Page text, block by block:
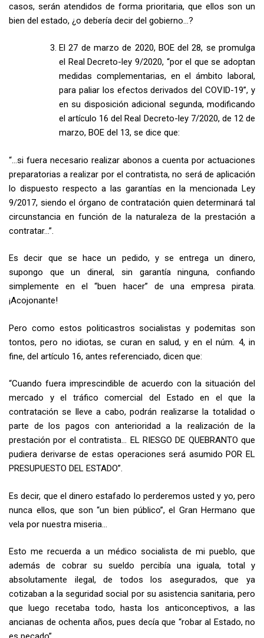
casos, serán atendidos de forma prioritaria, que ellos son un
bien del estado, ¿o debería decir del gobierno…?
El 27 de marzo de 2020, BOE del 28, se promulga
el Real Decreto-ley 9/2020, “por el que se adoptan
medidas complementarias, en el ámbito laboral,
para paliar los efectos derivados del COVID-19”, y
en su disposición adicional segunda, modificando
el artículo 16 del Real Decreto-ley 7/2020, de 12 de
marzo, BOE del 13, se dice que:
“…si fuera necesario realizar abonos a cuenta por actuaciones
preparatorias a realizar por el contratista, no será de aplicación
lo dispuesto respecto a las garantías en la mencionada Ley
9/2017, siendo el órgano de contratación quien determinará tal
circunstancia en función de la naturaleza de la prestación a
contratar…”.
Es decir que se hace un pedido, y se entrega un dinero,
supongo que un dineral, sin garantía ninguna, confiando
simplemente en el “buen hacer” de una empresa pirata.
¡Acojonante!
Pero como estos politicastros socialistas y podemitas son
tontos, pero no idiotas, se curan en salud, y en el núm. 4, in
fine, del artículo 16, antes referenciado, dicen que:
“Cuando fuera imprescindible de acuerdo con la situación del
mercado y el tráfico comercial del Estado en el que la
contratación se lleve a cabo, podrán realizarse la totalidad o
parte de los pagos con anterioridad a la realización de la
prestación por el contratista… EL RIESGO DE QUEBRANTO que
pudiera derivarse de estas operaciones será asumido POR EL
PRESUPUESTO DEL ESTADO”.
Es decir, que el dinero estafado lo perderemos usted y yo, pero
nunca ellos, que son “un bien público”, el Gran Hermano que
vela por nuestra miseria…
Esto me recuerda a un médico socialista de mi pueblo, que
además de cobrar su sueldo percibía una iguala, total y
absolutamente ilegal, de todos los asegurados, que ya
cotizaban a la seguridad social por su asistencia sanitaria, pero
que luego recetaba todo, hasta los anticonceptivos, a las
ancianas de ochenta años, pues decía que “robar al Estado, no